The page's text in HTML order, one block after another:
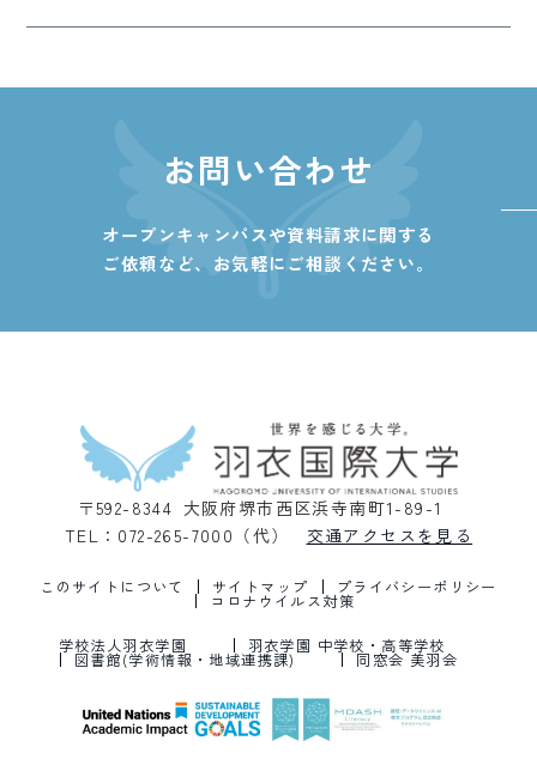
お問い合わせ
オープンキャンパスや資料請求に関する
ご依頼など、 お気軽にご相談ください。
〒592-8344 大阪府堺市西区浜寺南町1-89-1
TEL：072-265-7000（代）
交通アクセスを見る
このサイトについて サイトマップ プライバシーポリシー
コロナウイルス対策
学校法人羽衣学園 羽衣学園 中学校・高等学校
図書館(学術情報・地域連携課) 同窓会 美羽会